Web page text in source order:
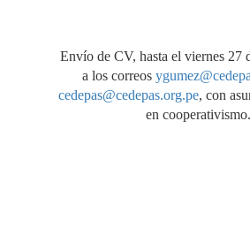
Envío de CV, hasta el viernes 27
a los correos
cedepas@cedepas.org.pe, con
en cooperativismo.